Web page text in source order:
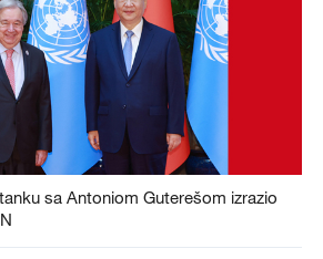
sa Antoniom Guterešom izrazio